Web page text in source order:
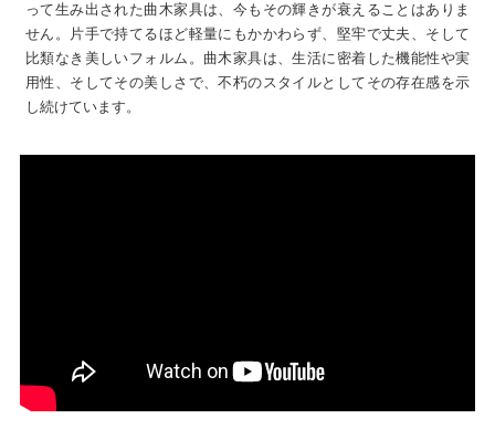
って生み出された曲木家具は、今もその輝きが衰えることはありま
せん。片手で持てるほど軽量にもかかわらず、堅牢で丈夫、そして
比類なき美しいフォルム。曲木家具は、生活に密着した機能性や実
用性、そしてその美しさで、不朽のスタイルとしてその存在感を示
し続けています。